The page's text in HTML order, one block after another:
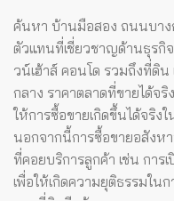
ค้นหา บ้านมือสอง ถนนบาง
ตัวแทนที่เชี่ยวชาญด้านธุรกิ
วน์เฮ้าส์ คอนโด รวมถึงที่ดิน
กลาง ราคาตลาดที่ขายได้จ
ให้การซื้อขายเกิดขึ้นได้จริง
นอกจากนี้การซื้อขายอสังห
ที่คอยบริการลูกค้า เช่น กา
เพื่อให้เกิดความยุติธรรมใ